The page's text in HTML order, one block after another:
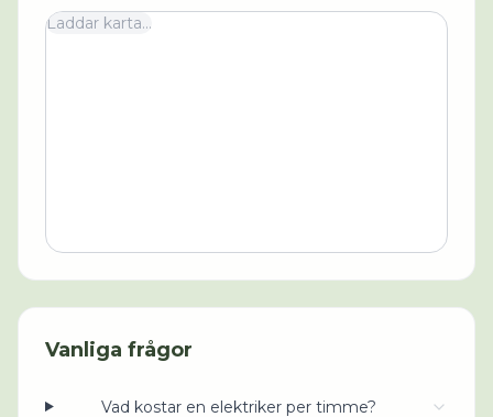
Laddar karta...
Vanliga frågor
Vad kostar en elektriker per timme?